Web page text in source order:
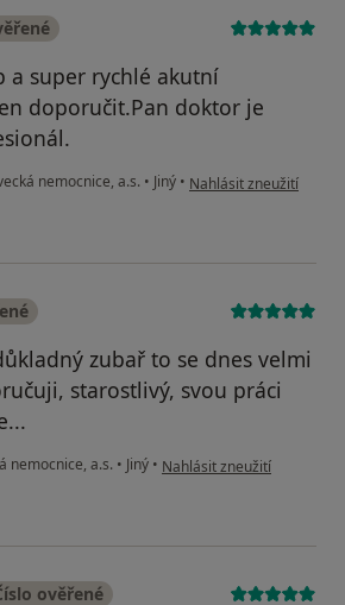
a super rychlé akutní
doporučit.Pan doktor je
nemocnice, a.s. • Jiný • podle názoru uživatele
Nahlásit zneužití
zubař to se dnes velmi
starostlivý, svou práci
nemocnice, a.s. • Jiný • podle názoru uživatele V.G
Nahlásit zneužití
ověřené